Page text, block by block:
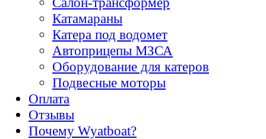
Катамараны
Катера под водомет
Автоприцепы МЗСА
Оборудование для катеров
Подвесные моторы
Оплата
Отзывы
Почему Wyatboat?